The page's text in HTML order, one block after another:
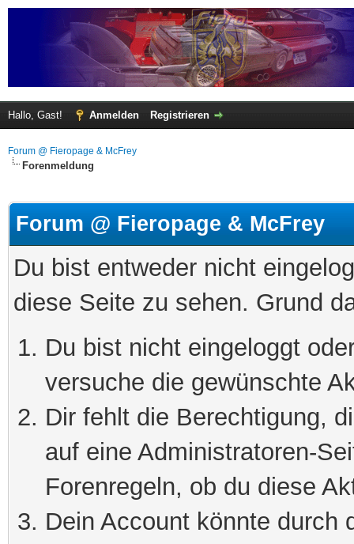
Hallo, Gast! Anmelden Registrieren
Forum @ Fieropage & McFrey
Forenmeldung
Forum @ Fieropage & McFrey
Du bist entweder nicht
diese Seite zu sehen. Grund
Du bist nicht eingeloggt
versuche die gewünschte
Dir fehlt die Berechtigung,
auf eine Administratoren-
Forenregeln, ob du diese
Dein Account könnte durch